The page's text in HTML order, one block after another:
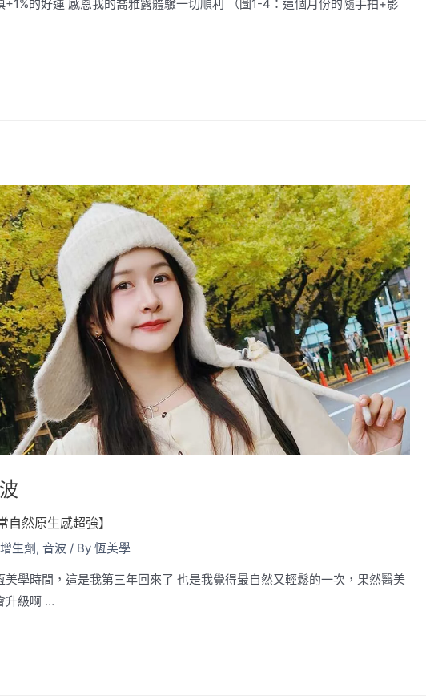
+1%的好運 感恩我的喬雅露體驗一切順利 （圖1-4：這個月份的隨手拍+影
自然原生感超強】
生劑,音波 / By恆美學
美學時間，這是我第三年回來了 也是我覺得最自然又輕鬆的一次，果然醫美
升級啊 …